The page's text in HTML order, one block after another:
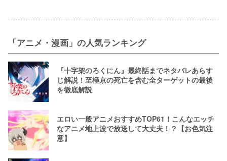
「アニメ・漫画」の人気ランキング
『十字架のろくにん』最終話までネタバレあらす
じ解説！至極京の死亡を含む全ターゲットの最後
を徹底解説
エロい一般アニメおすすめTOP61！こんなエッチ
なアニメ地上波で放送して大丈夫！？【お色気注
意】